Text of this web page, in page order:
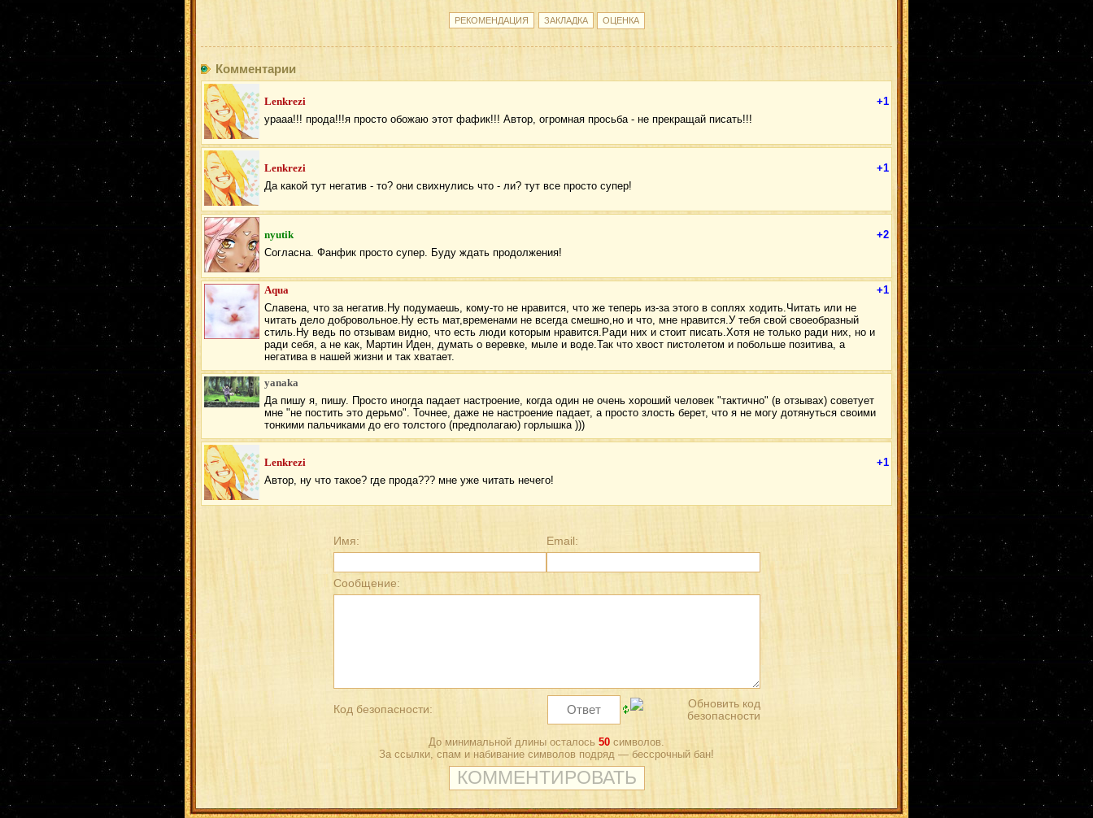
Комментарии
+1
Lenkrezi
урааа!!! прода!!!я просто обожаю этот фафик!!! Автор, огромная просьба - не прекращай писать!!!
+1
Lenkrezi
Да какой тут негатив - то? они свихнулись что - ли? тут все просто супер!
+2
nyutik
Согласна. Фанфик просто супер. Буду ждать продолжения!
+1
Aqua
Славена, что за негатив.Ну подумаешь, кому-то не нравится, что же теперь из-за этого в соплях ходить.Читать или не
читать дело добровольное.Ну есть мат,временами не всегда смешно,но и что, мне нравится.У тебя свой своеобразный
стиль.Ну ведь по отзывам видно, что есть люди которым нравится.Ради них и стоит писать.Хотя не только ради них, но и
ради себя, а не как, Мартин Иден, думать о веревке, мыле и воде.Так что хвост пистолетом и побольше позитива, а
негатива в нашей жизни и так хватает.
yanaka
Да пишу я, пишу. Просто иногда падает настроение, когда один не очень хороший человек "тактично" (в отзывах) советует
мне "не постить это дерьмо". Точнее, даже не настроение падает, а просто злость берет, что я не могу дотянуться своими
тонкими пальчиками до его толстого (предполагаю) горлышка )))
+1
Lenkrezi
Автор, ну что такое? где прода??? мне уже читать нечего!
Имя: Email:
Сообщение:
Код безопасности:
До минимальной длины осталось 50 символов.
За ссылки, спам и набивание символов подряд — бессрочный бан!
ОроАнко
КанкуТема
(3)
ДейСасо
ХаятеЮгао
КисаТема
НеджиСасу (2)
ОроСасу
(2)
итасаку
Дейдaра
Наруто/Хината
Ямато
(2)
МадаКонан
(2)
КимиТаю
Хидан
Канкуро
КанкуСари
(2)
ДейИта
ОроХина
(2)
ХашиМада
(2)
ТобиИта
Мадара/Самуи
Наруто и Хината (1)
ПейнДей
ГенмаАнко
(1)
Минато/Кушина
ШикаКуре
ОроПейн
(1)
КабуГурен
(1)
Идзуна
ДжууЗецу
Суйгецу/Ино
ИтаКонан
(1)
НаруТема
СайХана
Тентен
(1)
СайТема
ДейТема
(1)
сай (1)
ИтаОро
НаруНеджи
(1)
ГааИно
СосоДей
Хаяте
Итачи/Ино
Минато/Ино